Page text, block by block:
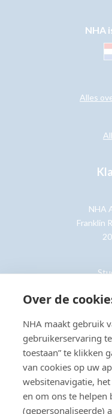
Over de
NHA maakt gebruik
gebruikerservaring
toestaan” te klikken
van cookies op uw
websitenavigatie,
en om ons te helpen
(gepersonaliseerde)
NHA
Alles
NHA
Franklin
© Copyright 2026 NHA